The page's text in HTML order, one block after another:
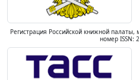
Регистрация Российской книжной
номер ISSN: